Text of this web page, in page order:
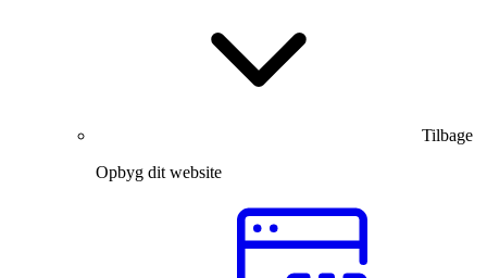
Tilbage
Opbyg dit website